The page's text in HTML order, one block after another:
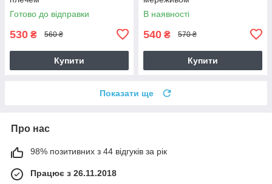
Готово до відправки
530 ₴ 560 ₴
Купити
В наявності
540 ₴ 570 ₴
Купити
Показати ще
Про нас
98% позитивних з 44 відгуків за рік
Працює з 26.11.2018